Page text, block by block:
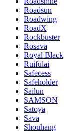
Roadsun
Roadwing
RoadX
Rockbuster
Rosava
Royal Black
Ruifulai
Safecess
Safeholder
Sailun
SAMSON
Satoya
Sava
Shouhang